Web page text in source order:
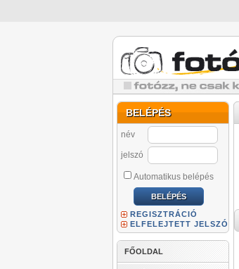
BELÉPÉS
név
jelszó
Automatikus belépés
REGISZTRÁCIÓ
ELFELEJTETT JELSZÓ
FŐOLDAL